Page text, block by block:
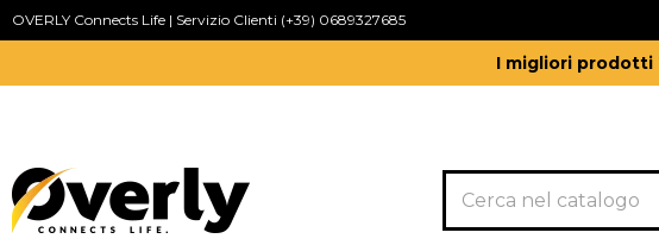
OVERLY Connects Life | Servizio Clienti (+39) 0689327685
I migliori prodotti